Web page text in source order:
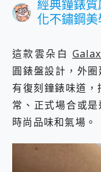
經典鐘錶
化不鏽鋼美
這款雲朵白
圓錶盤設計，外
有復刻鐘錶味道
常、正式場合或
時尚品味和氣場。